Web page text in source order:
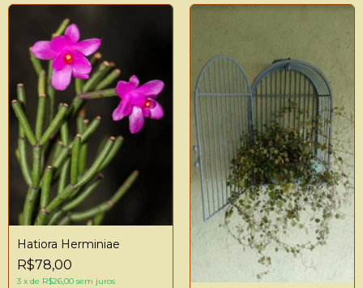
Hatiora Herminiae
R$78,00
3 x de R$26,00 sem juros